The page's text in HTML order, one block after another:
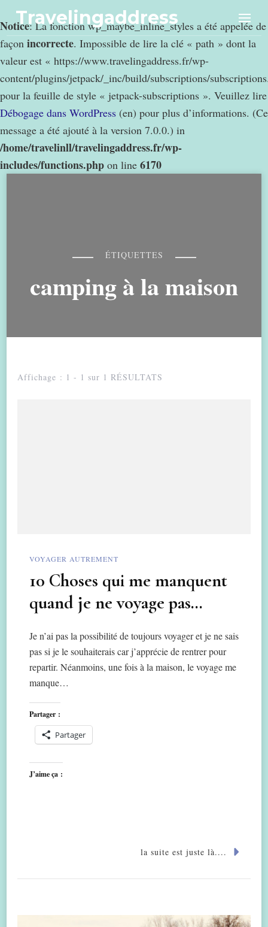
Notice: La fonction wp_maybe_inline_styles a été appelée de
façon incorrecte. Impossible de lire la clé « path » dont la
valeur est « https://www.travelingaddress.fr/wp-
content/plugins/jetpack/_inc/build/subscriptions/
pour la feuille de style « jetpack-subscriptions ». Veuillez lire
Débogage dans WordPress (en) pour plus d’informations. (Ce
message a été ajouté à la version 7.0.0.) in
/home/travelinll/travelingaddress.fr/wp-
includes/functions.php on line 6170
Travelingaddress
ÉTIQUETTES
camping à la maison
Affichage : 1 - 1 sur 1 RÉSULTATS
VOYAGER AUTREMENT
10 Choses qui me manquent
quand je ne voyage pas…
Je n’ai pas la possibilité de toujours voyager et je ne sais
pas si je le souhaiterais car j’apprécie de rentrer pour
repartir. Néanmoins, une fois à la maison, le voyage me
manque…
Partager :
Partager
J’aime ça :
la suite est juste là....